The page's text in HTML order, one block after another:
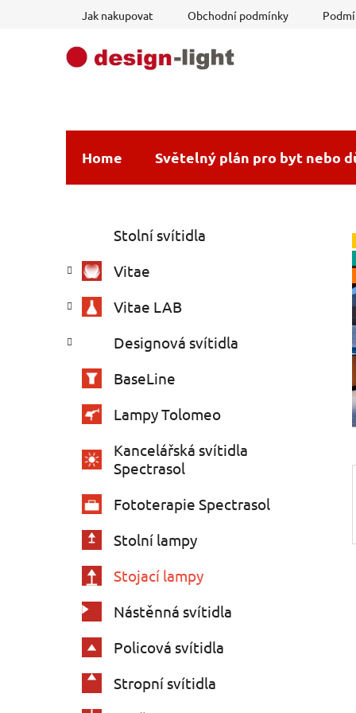
Jak nakupovat Obchodní podmínky
Home Světelný plán pro byt nebo
s
r
n
kategorie
e
o
i
Stolní svítidla
Vitae
Vitae LAB
Designová svítidla
BaseLine
Lampy Tolomeo
Kancelářská svítidla
Spectrasol
Fototerapie Spectrasol
Stolní lampy
Stojací lampy
Nástěnná svítidla
Policová svítidla
Stropní svítidla